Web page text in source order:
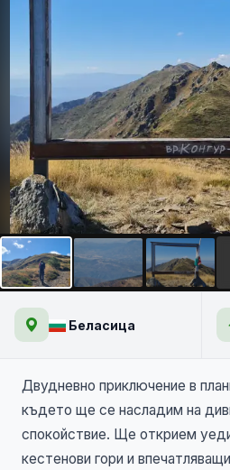
Беласица:
върхове и
Беласица
Двудневно приключение в
където ще се насладим на
спокойствие. Ще открием
кестенови гори и